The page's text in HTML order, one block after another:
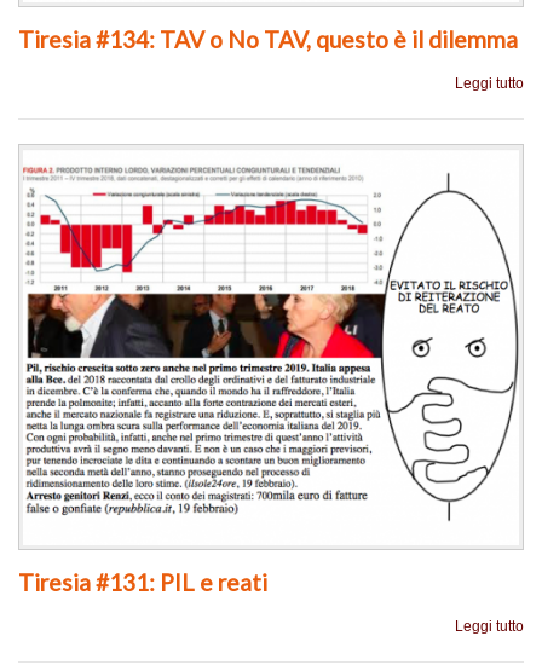
Tiresia #134: TAV o No TAV, questo è il dilemma
Leggi tutto
Tiresia #131: PIL e reati
Leggi tutto